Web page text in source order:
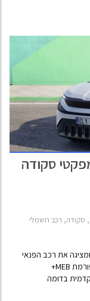
סקודה
סקודה, רכב חשמלי
את רכב הפנאי
הקומפקטי סקודה אפיק. הדגם החדש מבוסס על פלטפורמת MEB+
בדומה